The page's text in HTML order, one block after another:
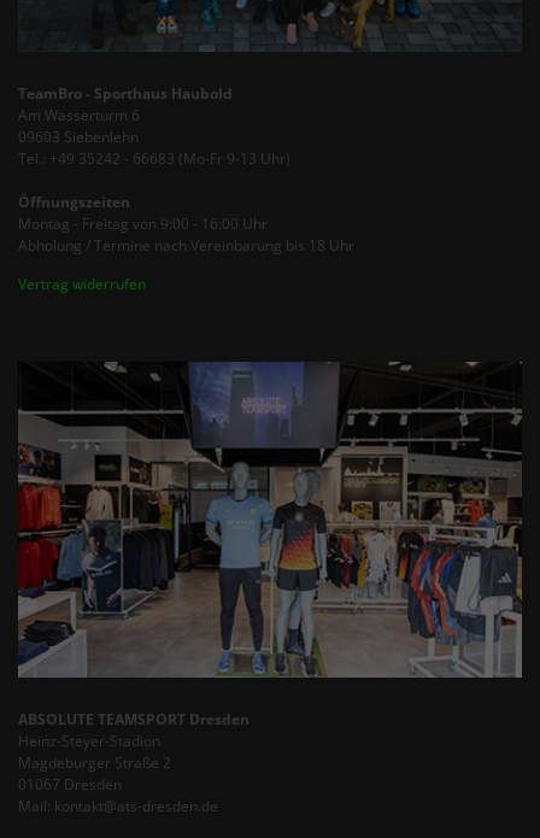
TeamBro - Sporthaus Haubold
Am Wasserturm 6
09603 Siebenlehn
Tel.: +49 35242 - 66683 (Mo-Fr 9-13 Uhr)
Öffnungszeiten
Montag - Freitag von 9:00 - 16:00 Uhr
Abholung / Termine nach Vereinbarung bis 18 Uhr
Vertrag widerrufen
ABSOLUTE TEAMSPORT Dresden
Heinz-Steyer-Stadion
Magdeburger Straße 2
01067 Dresden
Mail: kontakt@ats-dresden.de